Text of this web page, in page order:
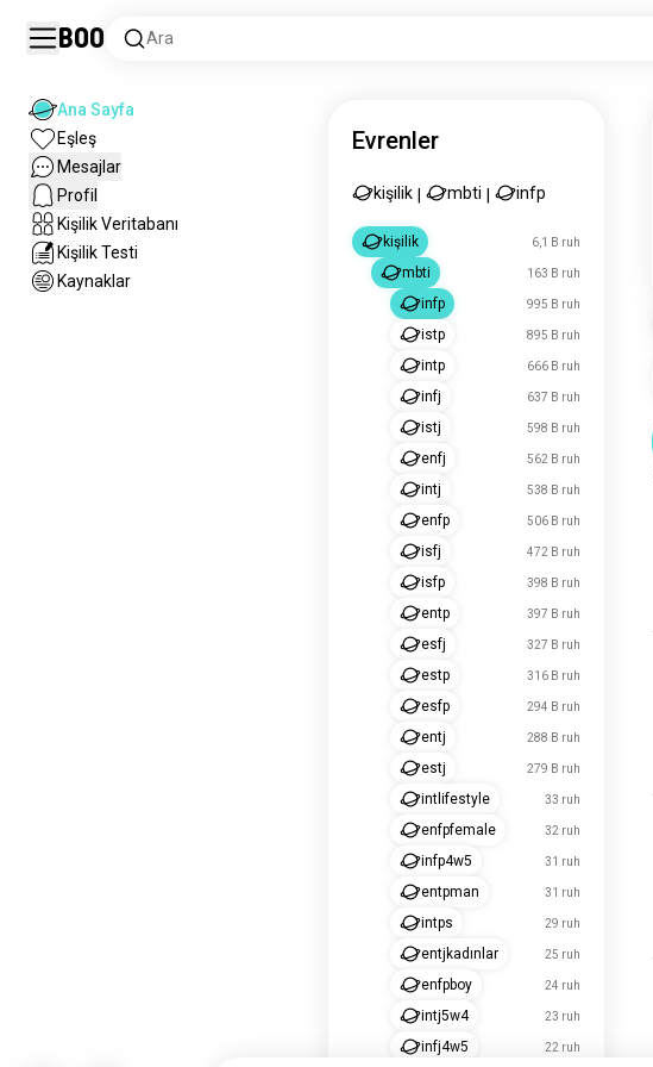
Boo Ara
Ana Sayfa
Eşleş
Mesajlar
Profil
Kişilik Veritabanı
Kişilik Testi
Kaynaklar
Evrenler
kişilik mbti infp
kişilik 6,1 B ruh
mbti 163 B ruh
infp 995 B ruh
istp 895 B ruh
intp 666 B ruh
infj 637 B ruh
istj 598 B ruh
enfj 562 B ruh
intj 538 B ruh
enfp 506 B ruh
isfj 472 B ruh
isfp 398 B ruh
entp 397 B ruh
esfj 327 B ruh
estp 316 B ruh
esfp 294 B ruh
entj 288 B ruh
estj 279 B ruh
intlifestyle 33 ruh
enfpfemale 32 ruh
infp4w5 31 ruh
entpman 31 ruh
intps 29 ruh
entjkadınlar 25 ruh
enfpboy 24 ruh
intj5w4 23 ruh
infj4w5 22 ruh